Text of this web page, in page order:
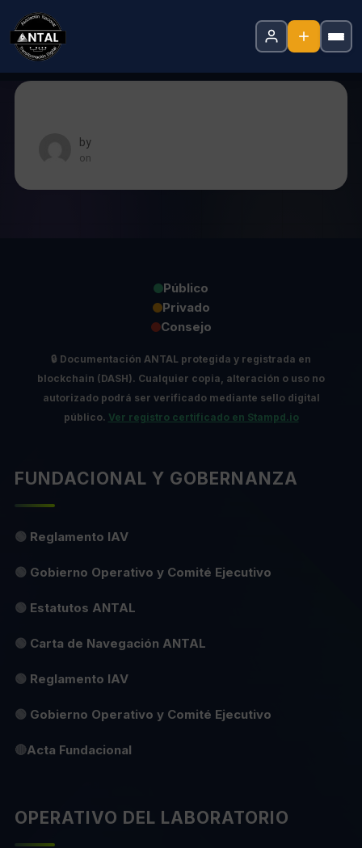
by
on
Público
Privado
Consejo
🔒 Documentación ANTAL protegida y registrada en
blockchain (DASH). Cualquier copia, alteración o uso no
autorizado podrá ser verificado mediante sello digital
público. Ver registro certificado en Stampd.io
FUNDACIONAL Y GOBERNANZA
🟢 Reglamento IAV
🟢 Gobierno Operativo y Comité Ejecutivo
🟢 Estatutos ANTAL
🟢 Carta de Navegación ANTAL
🟢 Reglamento IAV
🟢 Gobierno Operativo y Comité Ejecutivo
🔴Acta Fundacional
OPERATIVO DEL LABORATORIO